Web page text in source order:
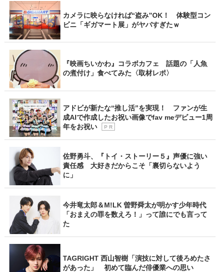
カメラに映らなければ“盗み”OK！ 体験型コン
ビニ「ギガマート展」がヤバすぎたｗ
『映画ちいかわ』コラボカフェ 話題の「人魚
の煮付け」食べてみた〈取材レポ〉
アドビが新たな“推し活”を実現！ ファンが生
成AIで作成したお祝い画像でfav meデビュー1周
年をお祝い
P R
佐野勇斗、『トイ・ストーリー５』声優に強い
責任感 大好きだからこそ「裏切らないよう
に」
今井竜太郎＆M!LK 曽野舜太が明かす少年時代
「おまえの罪を数えろ！」って誰にでも言って
た
TAGRIGHT 西山智樹「演技に対して後ろめたさ
があった」 初めて臨んだ俳優業への思い